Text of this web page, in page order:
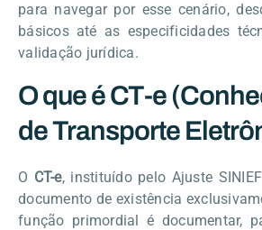
para navegar por esse cenário,
básicos até as especificidades
validação jurídica.
O que é CT-e
de Transporte
O CT-e, instituído pelo Ajuste
documento de existência
função primordial é documentar,